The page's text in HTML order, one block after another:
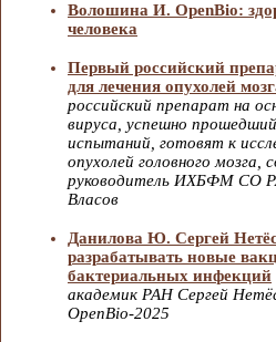
Волошина И. OpenBio:
человека
Первый российский
для лечения опухолей
российский препарат на
вируса, успешно
испытаний, готовят к
опухолей головного мозга,
руководитель ИХБФМ СО
Власов
Данилова Ю. Сергей
разрабатывать новые
бактериальных инфекций
академик РАН Сергей
OpenBio-2025